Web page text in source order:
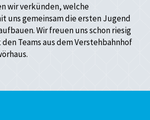
wir verkünden, welche
uns gemeinsam die ersten Jugend
Wir freuen uns schon riesig
Teams aus dem Verstehbahnhof